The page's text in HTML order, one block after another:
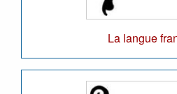
La langue